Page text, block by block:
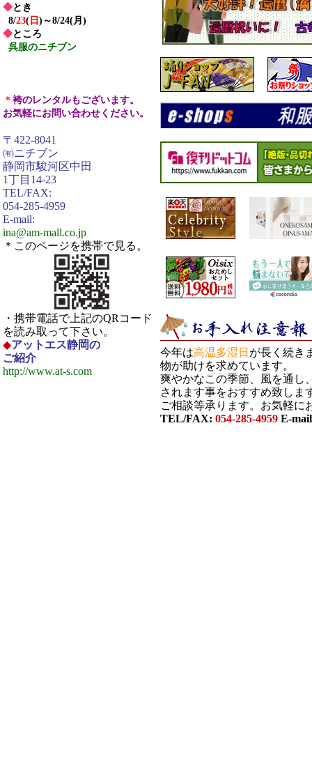
◆とき
8/23( 日 ) ～8/24( 月 )
◆ところ
呉服のニチブン
＊ 袴のレンタルもございます。
お気軽にお問い合わせください。
〒422-8041
㈲ニチブン
静岡市駿河区中田
1丁目14-23
TEL/FAX:
054-285-4959
E-mail:
ina@am-mall.co.jp
＊このページを携帯で見る。
・携帯電話で上記のQRコード
を読み取って下さい。
◆アットエス静岡の
ご紹介
http://www.at-s.com
今年は高温多湿日 が長く続き
物が助けを求めています。
爽やかなこの季節、風を通し
されます事をおすすめ致しま
ご相談等承ります。お気軽に
TEL/FAX: 054-285-4959 E-